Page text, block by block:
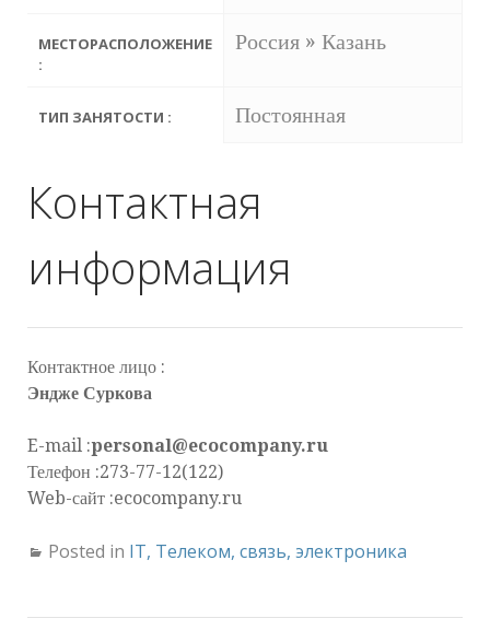
МЕСТОРАСПОЛОЖЕНИЕ
:
Россия » Казань
ТИП ЗАНЯТОСТИ : Постоянная
Контактная
информация
Контактное лицо :
Эндже Суркова
E-mail :personal@ecocompany.ru
Телефон :273-77-12(122)
Web-сайт :ecocompany.ru
Posted in IT, Телеком, связь, электроника